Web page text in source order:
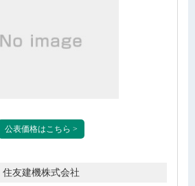
公表価格はこちら >
住友建機株式会社